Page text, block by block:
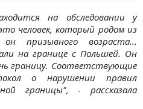
на обследовании у
человек, который родом из
призывного возраста...
на границе с Польшей. Он
границу. Соответствующие
о нарушении правил
границы", - рассказала